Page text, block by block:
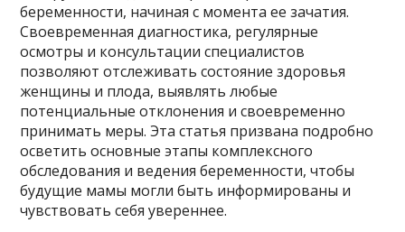
беременности, начиная с момента ее зачатия.
Своевременная диагностика, регулярные
осмотры и консультации специалистов
позволяют отслеживать состояние здоровья
женщины и плода, выявлять любые
потенциальные отклонения и своевременно
принимать меры. Эта статья призвана подробно
осветить основные этапы комплексного
обследования и ведения беременности, чтобы
будущие мамы могли быть информированы и
чувствовать себя увереннее.